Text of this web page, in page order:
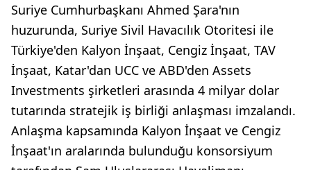
Suriye Cumhurbaşkanı Ahmed Şara'nın
huzurunda, Suriye Sivil Havacılık Otoritesi ile
Türkiye'den Kalyon İnşaat, Cengiz İnşaat, TAV
İnşaat, Katar'dan UCC ve ABD'den Assets
Investments şirketleri arasında 4 milyar dolar
tutarında stratejik iş birliği anlaşması imzalandı.
Anlaşma kapsamında Kalyon İnşaat ve Cengiz
İnşaat'ın aralarında bulunduğu konsorsiyum